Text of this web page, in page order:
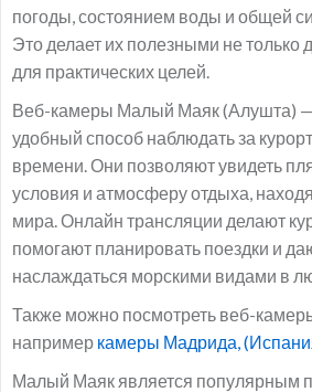
погоды, состоянием воды и общей
Это делает их полезными не только
для практических целей.
Веб-камеры Малый Маяк (Алушта)
удобный способ наблюдать за
времени. Они позволяют увидеть
условия и атмосферу отдыха,
мира. Онлайн трансляции делают
помогают планировать поездки и
наслаждаться морскими видами в
Также можно посмотреть веб-
например камеры Мадрида,
Малый Маяк является популярным